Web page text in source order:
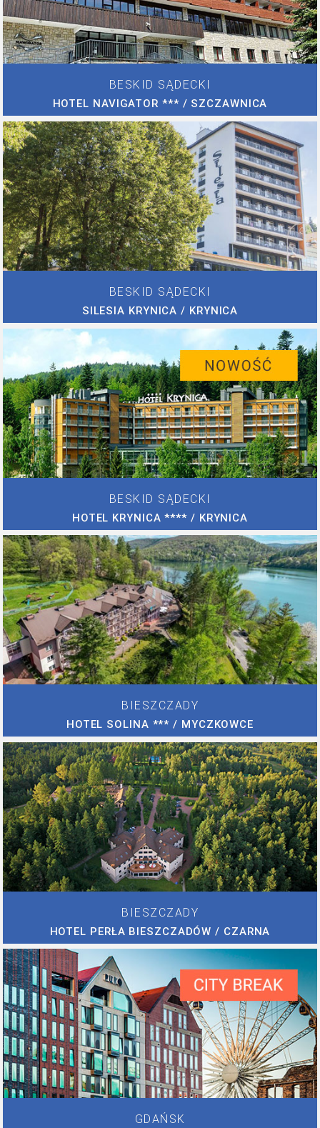
BESKID SĄDECKI
HOTEL NAVIGATOR *** / SZCZAWNICA
BESKID SĄDECKI
SILESIA KRYNICA / KRYNICA
BESKID SĄDECKI
HOTEL KRYNICA **** / KRYNICA
BIESZCZADY
HOTEL SOLINA *** / MYCZKOWCE
BIESZCZADY
HOTEL PERŁA BIESZCZADÓW / CZARNA
GDAŃSK